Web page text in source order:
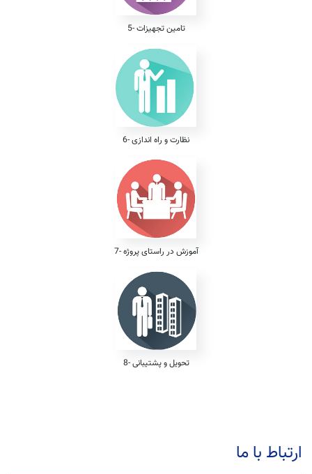
5- تامین تجهیزات
6- نظارت و راه اندازی
7- آموزش در راستای پروژه
8- تحویل و پشتیبانی
ارتباط با ما